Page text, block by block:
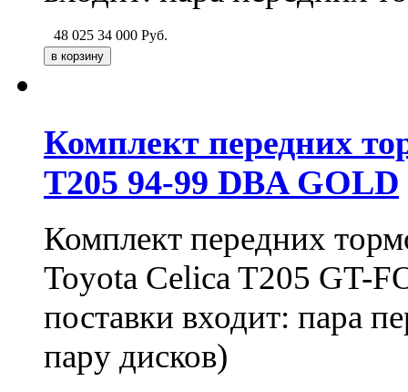
48 025 34 000 Руб.
Комплект передних
T205 94-99 DBA GOLD
Комплект передних
Toyota Celica T205 GT-
поставки входит: пара
пару дисков)